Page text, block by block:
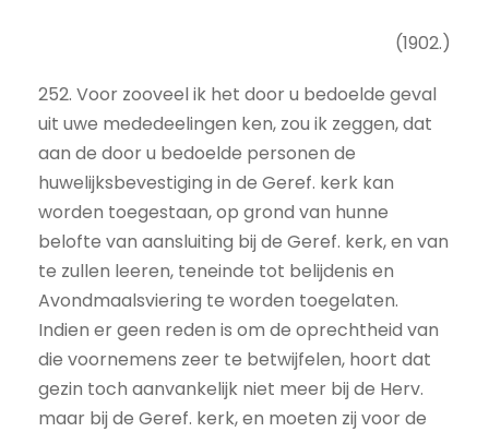
(1902.)
252. Voor zooveel ik het door u bedoelde geval
uit uwe mededeelingen ken, zou ik zeggen, dat
aan de door u bedoelde personen de
huwelijksbevestiging in de Geref. kerk kan
worden toegestaan, op grond van hunne
belofte van aansluiting bij de Geref. kerk, en van
te zullen leeren, teneinde tot belijdenis en
Avondmaalsviering te worden toegelaten.
Indien er geen reden is om de oprechtheid van
die voornemens zeer te betwijfelen, hoort dat
gezin toch aanvankelijk niet meer bij de Herv.
maar bij de Geref. kerk, en moeten zij voor de